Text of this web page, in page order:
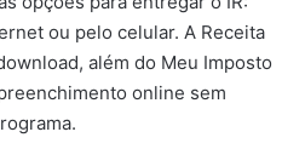
ou pelo celular. A Receita
além do Meu Imposto
online sem